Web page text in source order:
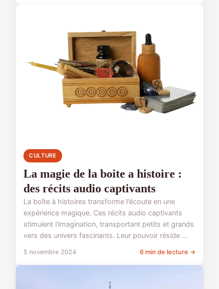
CULTURE
La magie de la boite a histoire :
des récits audio captivants
La boîte à histoires transforme l'écoute en une
expérience magique. Ces récits audio captivants
stimulent l'imagination, transportant petits et grands
vers des univers fascinants. Leur pouvoir réside ...
5 novembre 2024 6 min de lecture →